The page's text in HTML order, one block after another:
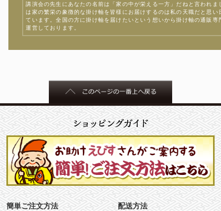
講演会の先生にあなたの名前は「家の中が栄える一方」だねと言われま
は家の繁栄の象徴的な掛け軸を皆様にお届けするのは私の天職だと思い
ています。全国の方に掛け軸を届けたいという想いから掛け軸の通販専
運営しております。
簡単ご注文方法 配送方法